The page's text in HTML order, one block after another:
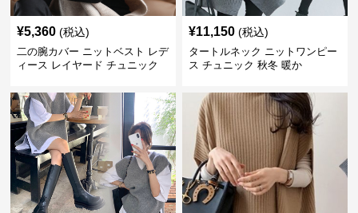
¥5,360 (税込)
二の腕カバー ニットベスト レデ
ィース レイヤード チュニック
¥11,150 (税込)
タートルネック ニットワンピー
ス チュニック 秋冬 暖か